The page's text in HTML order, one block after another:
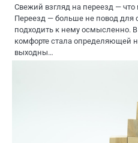
Свежий взгляд на переезд — что
Переезд — больше не повод для
подходить к нему осмысленно.
комфорте стала определяющей
выходны…